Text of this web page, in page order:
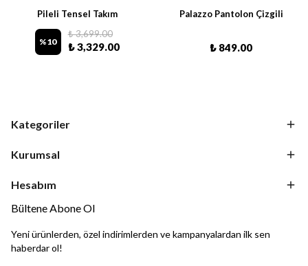
Pileli Tensel Takım
%10
₺ 3,699.00
₺ 3,329.00
Palazzo Pantolon Çizgili
₺ 849.00
Kategoriler
Kurumsal
Hesabım
Bültene Abone Ol
Yeni ürünlerden, özel indirimlerden ve kampanyalardan ilk sen
haberdar ol!